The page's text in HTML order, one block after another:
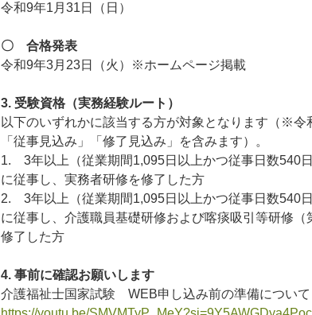
令和9年1月31日（日）
〇 合格発表
令和9年3月23日（火）※ホームページ掲載
3. 受験資格（実務経験ルート）
以下のいずれかに該当する方が対象となります（※令
「従事見込み」「修了見込み」を含みます）。
1. 3年以上（従業期間1,095日以上かつ従事日数540
に従事し、実務者研修を修了した方
2. 3年以上（従業期間1,095日以上かつ従事日数540
に従事し、介護職員基礎研修および喀痰吸引等研修（
修了した方
4. 事前に確認お願いします
介護福祉士国家試験 WEB申し込み前の準備について